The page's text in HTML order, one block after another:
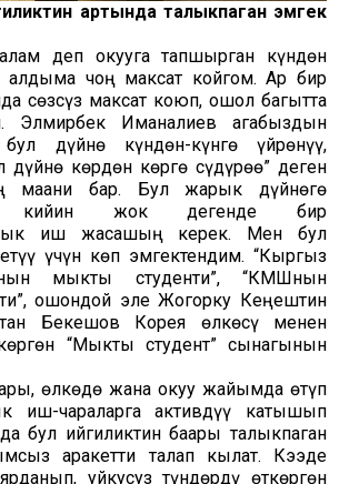
артында талыкпаган эмгек
деп окууга тапшырган күндөн
алдыма чоң максат койгом. Ар бир
сөзсүз максат коюп, ошол багытта
Элмирбек Иманалиев агабыздын
бул дүйнө күндөн-күнгө үйрөнүү,
дүйнө көрдөн көргө сүдүрөө” деген
маани бар. Бул жарык дүйнөгө
кийин жок дегенде бир
иш жасашың керек. Мен бул
үчүн көп эмгектендим. “Кыргыз
мыкты студенти”, “КМШнын
ошондой эле Жогорку Кеңештин
Бекешов Корея өлкөсү менен
“Мыкты студент” сынагынын
өлкөдө жана окуу жайымда өтүп
иш-чараларга активдүү катышып
бул ийгиликтин баары талыкпаган
аракетти талап кылат. Кээде
уйкусуз түндөрдү өткөргөн